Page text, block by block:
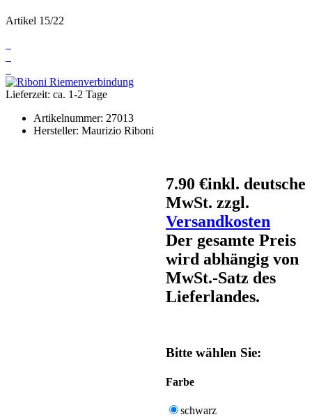
Artikel 15/22
Lieferzeit: ca. 1-2 Tage
Artikelnummer: 27013
Hersteller: Maurizio Riboni
7.90 €inkl. deutsche
MwSt. zzgl.
Versandkosten
Der gesamte Preis
wird abhängig von
MwSt.-Satz des
Lieferlandes.
Bitte wählen Sie:
Farbe
schwarz